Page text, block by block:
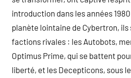
introduction dans les années
planète lointaine de Cybertron, ils
factions rivales : les Autobots,
Optimus Prime, qui se battent
liberté, et les Decepticons, sous